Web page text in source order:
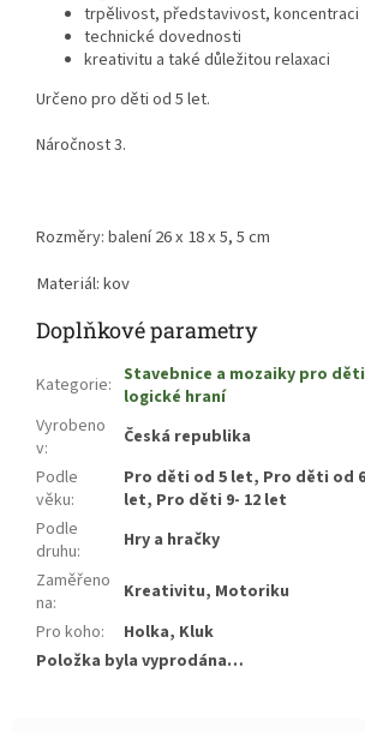
trpělivost, představivost, koncentraci
technické dovednosti
kreativitu a také důležitou relaxaci
Určeno pro děti od 5 let.
Náročnost 3.
Rozměry: balení 26 x 18 x 5, 5cm
Materiál: kov
Doplňkové parametry
Kategorie: Stavebnice a mozaiky pro
logické hraní
Vyrobeno
v:
Česká republika
Podle
věku:
Pro děti od 5 let, Pro děti od
let, Pro děti 9- 12 let
Podle
druhu:
Hry a hračky
Zaměřeno
na:
Kreativitu, Motoriku
Pro koho:
Holka, Kluk
Položka byla vyprodána…